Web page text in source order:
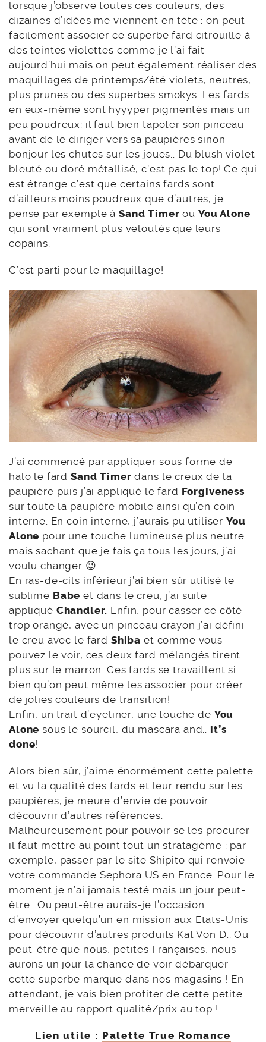
lorsque j’observe toutes ces couleurs, des
dizaines d’idées me viennent en tête : on peut
facilement associer ce superbe fard citrouille à
des teintes violettes comme je l’ai fait
aujourd’hui mais on peut également réaliser des
maquillages de printemps/été violets, neutres,
plus prunes ou des superbes smokys. Les fards
en eux-même sont hyyyper pigmentés mais un
peu poudreux: il faut bien tapoter son pinceau
avant de le diriger vers sa paupières sinon
bonjour les chutes sur les joues.. Du blush violet
bleuté ou doré métallisé, c’est pas le top! Ce qui
est étrange c’est que certains fards sont
d’ailleurs moins poudreux que d’autres, je
pense par exemple àSand Timer ou You Alone
qui sont vraiment plus veloutés que leurs
copains.
C’est parti pour le maquillage!
J’ai commencé par appliquer sous forme de
halo le fardSand Timer dans le creux de la
paupière puis j’ai appliqué le fard Forgiveness
sur toute la paupière mobile ainsi qu’en coin
interne. En coin interne, j’aurais pu utiliser You
Alone pour une touche lumineuse plus neutre
mais sachant que je fais ça tous les jours, j’ai
voulu changer 😉
En ras-de-cils inférieur j’ai bien sûr utilisé le
sublime Babe et dans le creu, j’ai suite
appliqué Chandler. Enfin, pour casser ce côté
trop orangé, avec un pinceau crayon j’ai défini
le creu avec le fard Shiba et comme vous
pouvez le voir, ces deux fard mélangés tirent
plus sur le marron. Ces fards se travaillent si
bien qu’on peut même les associer pour créer
de jolies couleurs de transition!
Enfin, un trait d’eyeliner, une touche de You
Alone sous le sourcil, du mascara and.. it’s
done!
Alors bien sûr, j’aime énormément cette palette
et vu la qualité des fards et leur rendu sur les
paupières, je meure d’envie de pouvoir
découvrir d’autres références.
Malheureusement pour pouvoir se les procurer
il faut mettre au point tout un stratagème : par
exemple, passer par le site Shipito qui renvoie
votre commande Sephora US en France. Pour le
moment je n’ai jamais testé mais un jour peut-
être.. Ou peut-être aurais-je l’occasion
d’envoyer quelqu’un en mission aux Etats-Unis
pour découvrir d’autres produits Kat Von D.. Ou
peut-être que nous, petites Françaises, nous
aurons un jour la chance de voir débarquer
cette superbe marque dans nos magasins ! En
attendant, je vais bien profiter de cette petite
merveille au rapport qualité/prix au top !
Lien utile : Palette True Romance